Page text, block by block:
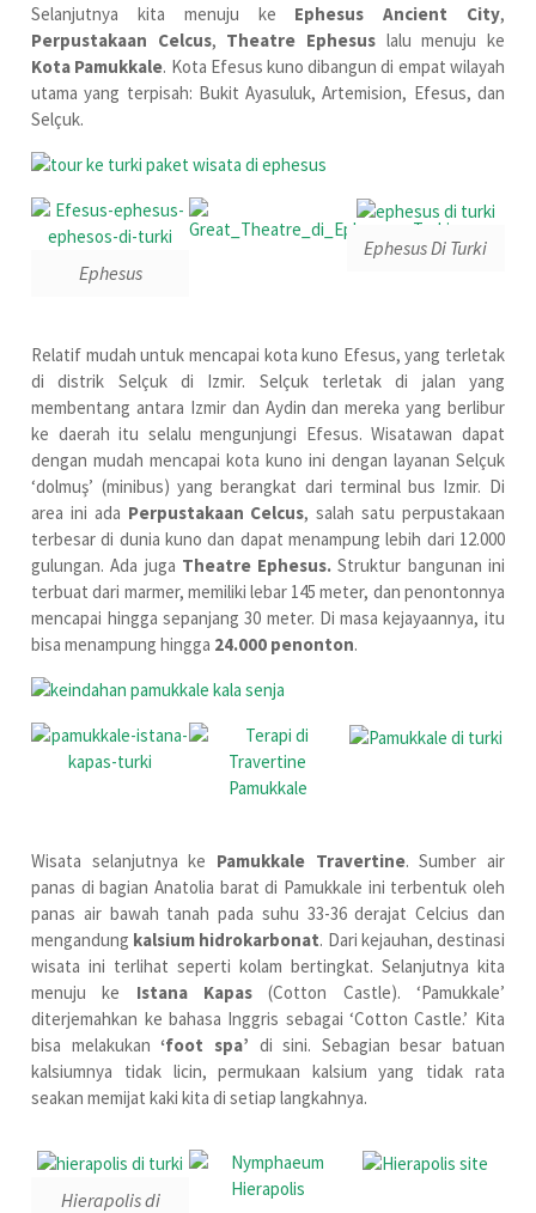
Selanjutnya kita menuju ke Ephesus Ancient City,
Perpustakaan Celcus, Theatre Ephesus lalu menuju ke
Kota Pamukkale. Kota Efesus kuno dibangun di empat wilayah
utama yang terpisah: Bukit Ayasuluk, Artemision, Efesus, dan
Selçuk.
Ephesus
Ephesus Di Turki
Relatif mudah untuk mencapai kota kuno Efesus, yang terletak
di distrik Selçuk di Izmir. Selçuk terletak di jalan yang
membentang antara Izmir dan Aydin dan mereka yang berlibur
ke daerah itu selalu mengunjungi Efesus. Wisatawan dapat
dengan mudah mencapai kota kuno ini dengan layanan Selçuk
‘dolmuş’ (minibus) yang berangkat dari terminal bus Izmir. Di
area ini ada Perpustakaan Celcus, salah satu perpustakaan
terbesar di dunia kuno dan dapat menampung lebih dari 12.000
gulungan. Ada juga Theatre Ephesus.Struktur bangunan ini
terbuat dari marmer, memiliki lebar 145 meter, dan penontonnya
mencapai hingga sepanjang 30 meter. Di masa kejayaannya, itu
bisa menampung hingga 24.000 penonton.
Wisata selanjutnya ke Pamukkale Travertine. Sumber air
panas di bagian Anatolia barat di Pamukkale ini terbentuk oleh
panas air bawah tanah pada suhu 33-36 derajat Celcius dan
mengandung kalsium hidrokarbonat. Dari kejauhan, destinasi
wisata ini terlihat seperti kolam bertingkat. Selanjutnya kita
menuju ke Istana Kapas (Cotton Castle). ‘Pamukkale’
diterjemahkan ke bahasa Inggris sebagai ‘Cotton Castle.’ Kita
bisa melakukan ‘foot spa’ di sini. Sebagian besar batuan
kalsiumnya tidak licin, permukaan kalsium yang tidak rata
seakan memijat kaki kita di setiap langkahnya.
Hierapolis di